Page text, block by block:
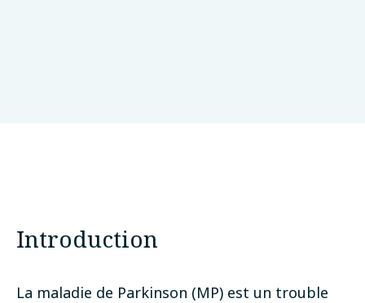
Introduction
La maladie de Parkinson (MP) est un trouble